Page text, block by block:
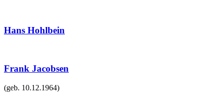
Hans Hohlbein
Frank Jacobsen
(geb. 10.12.1964)